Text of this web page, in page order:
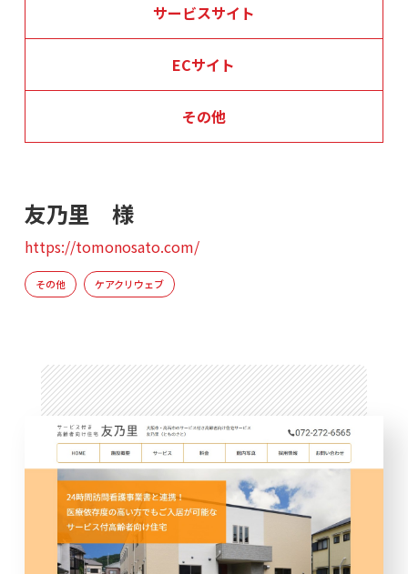
サービスサイト
ECサイト
その他
友乃里 様
https://tomonosato.com/
その他 ケアクリウェブ